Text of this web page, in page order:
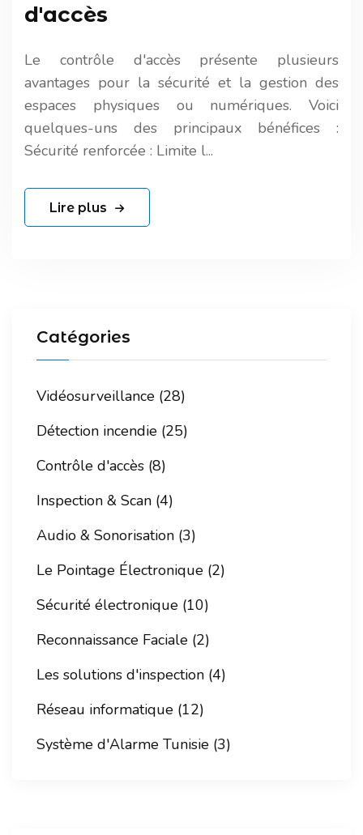
d'accès
Le contrôle d'accès présente plusieurs
avantages pour la sécurité et la gestion des
espaces physiques ou numériques. Voici
quelques-uns des principaux bénéfices :
Sécurité renforcée : Limite l...
Lire plus
Catégories
Vidéosurveillance (28)
Détection incendie (25)
Contrôle d'accès (8)
Inspection & Scan (4)
Audio & Sonorisation (3)
Le Pointage Électronique (2)
Sécurité électronique (10)
Reconnaissance Faciale (2)
Les solutions d'inspection (4)
Réseau informatique (12)
Système d'Alarme Tunisie (3)